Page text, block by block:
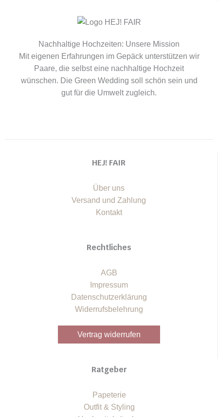
Nachhaltige Hochzeiten: Unsere Mission
Mit eigenen Erfahrungen im Gepäck unterstützen wir
Paare, die selbst eine nachhaltige Hochzeit
wünschen. Die Green Wedding soll schön sein und
gut für die Umwelt zugleich.
HEJ! FAIR
Über uns
Versand und Zahlung
Kontakt
Rechtliches
AGB
Impressum
Datenschutzerklärung
Widerrufsbelehrung
Vertrag widerrufen
Ratgeber
Papeterie
Outfit & Styling